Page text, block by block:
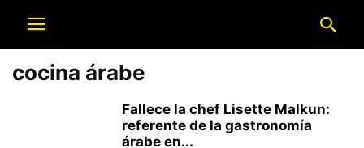
cocina árabe
Fallece la chef Lisette Malkun:
referente de la gastronomía
árabe en...